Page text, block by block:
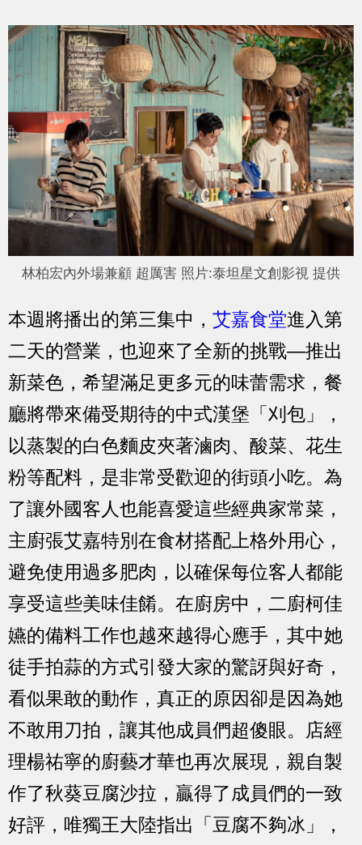
林柏宏內外場兼顧 超厲害 照片:泰坦星文創影視 提供
本週將播出的第三集中， 艾嘉食堂進入第
二天的營業，也迎來了全新的挑戰—推出
新菜色，希望滿足更多元的味蕾需求，餐
廳將帶來備受期待的中式漢堡「刈包」，
以蒸製的白色麵皮夾著滷肉、酸菜、花生
粉等配料，是非常受歡迎的街頭小吃。為
了讓外國客人也能喜愛這些經典家常菜，
主廚張艾嘉特別在食材搭配上格外用心，
避免使用過多肥肉，以確保每位客人都能
享受這些美味佳餚。在廚房中，二廚柯佳
嬿的備料工作也越來越得心應手，其中她
徒手拍蒜的方式引發大家的驚訝與好奇，
看似果敢的動作，真正的原因卻是因為她
不敢用刀拍，讓其他成員們超傻眼。店經
理楊祐寧的廚藝才華也再次展現，親自製
作了秋葵豆腐沙拉，贏得了成員們的一致
好評，唯獨王大陸指出「豆腐不夠冰」，